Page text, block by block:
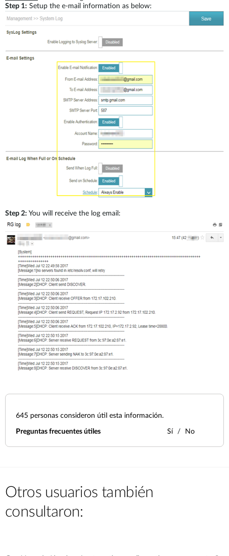
Step 1: Setup the e-mail information as below:
Step 2: You will receive the log email:
645 personas consideron útil esta información.
Preguntas frecuentes útiles Sí No
Otros usuarios también
consultaron: